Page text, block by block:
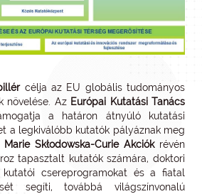
célja az EU globális tudományos
növelése. Az Európai Kutatási Tanács
a határon átnyúló kutatási
a legkiválóbb kutatók pályáznak meg
Marie Skłodowska-Curie Akciókrévén
tapasztalt kutatók számára, doktori
kutatói csereprogramokat és a fiatal
segíti, továbbá világszínvonalú